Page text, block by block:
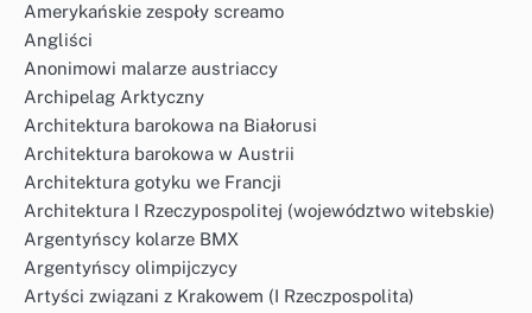
Amerykańskie zespoły screamo
Angliści
Anonimowi malarze austriaccy
Archipelag Arktyczny
Architektura barokowa na Białorusi
Architektura barokowa w Austrii
Architektura gotyku we Francji
Architektura I Rzeczypospolitej (województwo witebskie)
Argentyńscy kolarze BMX
Argentyńscy olimpijczycy
Artyści związani z Krakowem (I Rzeczpospolita)